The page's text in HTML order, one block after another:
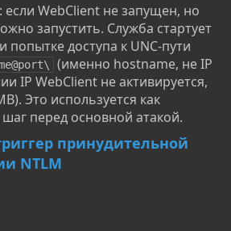
WebClient не запущен, но
запустить. Служба стартует
попытке доступа к UNC-пути
(именно hostname, не IP
IP WebClient не активируется,
Это используется как
перед основной атакой.
принудительной
NTLM